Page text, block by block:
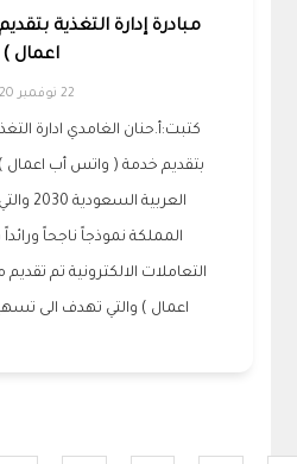
مبادرة إدارة التغذية
اعمال )
22 نوفمبر 2020
كتبت:أ.حنان الغامدي ادارة
بتقديم خدمة ( واتس أب اعمال )
المملكة نموذجاً ناجحاً
التعاملات الالكترونية تم
اعمال ) والتي تهدف الى
Pagination